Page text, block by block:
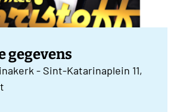
gegevens
- Sint-Katarinaplein 11,